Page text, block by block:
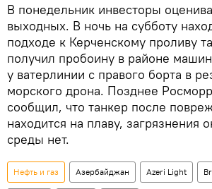
В понедельник инвесторы
выходных. В ночь на субботу
подходе к Керченскому проливу
получил пробоину в районе
у ватерлинии с правого борта в
морского дрона. Позднее
сообщил, что танкер после
находится на плаву, загрязнения
среды нет.
Нефть и газ Азербайджан Azeri Light